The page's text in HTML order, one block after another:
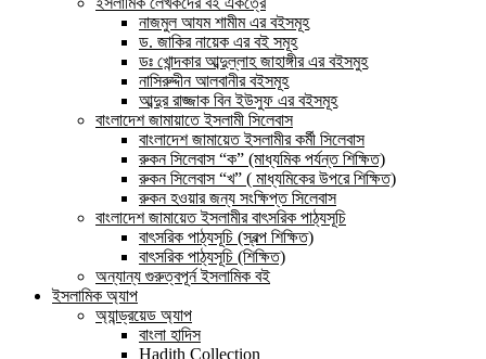
নাজমুল আযম শামীম এর বইসমূহ
ড. জাকির নায়েক এর বই সমূহ
ডঃ খোন্দকার আব্দুল্লাহ জাহাঙ্গীর এর বইসমুহ
নাসিরুদ্দীন আলবানীর বইসমূহ
আব্দুর রাজ্জাক বিন ইউসুফ এর বইসমূহ
বাংলাদেশ জামায়াতে ইসলামী সিলেবাস
বাংলাদেশ জামায়েত ইসলামীর কর্মী সিলেবাস
রুকন সিলেবাস “ক” (মাধ্যমিক পর্যন্ত শিক্ষিত)
রুকন সিলেবাস “খ” ( মাধ্যমিকের উপরে শিক্ষিত)
রুকন হওয়ার জন্য সংক্ষিপ্ত সিলেবাস
বাংলাদেশ জামায়েত ইসলামীর বাৎসরিক পাঠ্যসূচি
বাৎসরিক পাঠ্যসূচি (স্বল্প শিক্ষিত)
বাৎসরিক পাঠ্যসূচি (শিক্ষিত)
অন্যান্য গুরুত্বপূর্ন ইসলামিক বই
ইসলামিক অ্যাপ
অ্যান্ড্রয়েড অ্যাপ
বাংলা হাদিস
Hadith Collection